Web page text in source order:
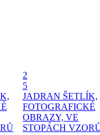
2
5
JADRAN ŠETLÍK,
FOTOGRAFICKÉ
OBRAZY, VE
STOPÁCH